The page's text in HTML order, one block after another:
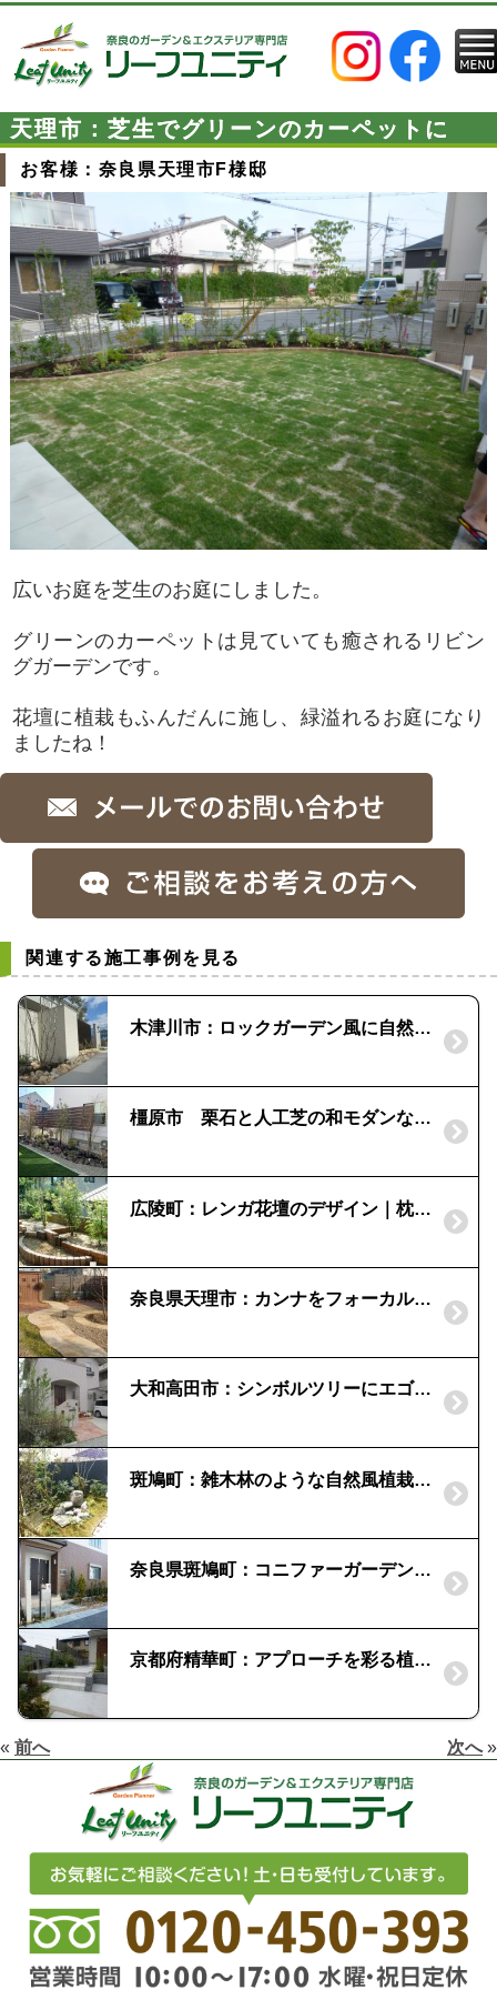
天理市：芝生でグリーンのカーペットに
お客様：奈良県天理市F様邸
広いお庭を芝生のお庭にしました。
グリーンのカーペットは見ていても癒されるリビン
グガーデンです。
花壇に植栽もふんだんに施し、緑溢れるお庭になり
ましたね！
関連する施工事例を見る
木津川市：ロックガーデン風に自然石を｜ナチュラルなファサード
橿原市 栗石と人工芝の和モダンなお庭
広陵町：レンガ花壇のデザイン｜枕木のアクセント
奈良県天理市：カンナをフォーカルポイントに｜曲線のアプローチ
大和高田市：シンボルツリーにエゴノキを｜緑溢れるエントランス
斑鳩町：雑木林のような自然風植栽を | お庭の植栽
奈良県斑鳩町：コニファーガーデンのあるエントランスガーデン｜機能門柱でオープン外構
京都府精華町：アプローチを彩る植栽 | 低木と下草
« 前へ 次へ»